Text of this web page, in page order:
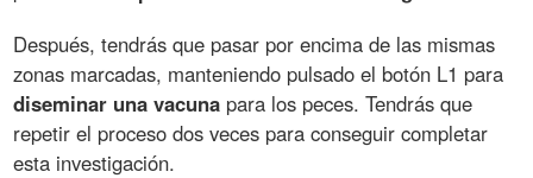
Después, tendrás que pasar por encima de las mismas
zonas marcadas, manteniendo pulsado el botón L1 para
diseminar una vacuna para los peces. Tendrás que
repetir el proceso dos veces para conseguir completar
esta investigación.